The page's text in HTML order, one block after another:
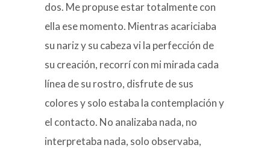
dos. Me propuse estar totalmente con
ella ese momento. Mientras acariciaba
su nariz y su cabeza vi la perfección de
su creación, recorrí con mi mirada cada
línea de su rostro, disfrute de sus
colores y solo estaba la contemplación y
el contacto. No analizaba nada, no
interpretaba nada, solo observaba,